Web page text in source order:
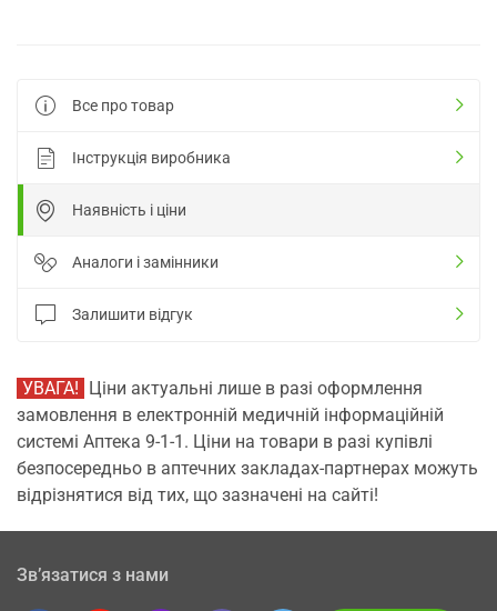
Все про товар
Інструкція виробника
Наявність і ціни
Аналоги і замінники
Залишити відгук
УВАГА! Ціни актуальні лише в разі оформлення
замовлення в електронній медичній інформаційній
системі Аптека 9-1-1. Ціни на товари в разі купівлі
безпосередньо в аптечних закладах-партнерах можуть
відрізнятися від тих, що зазначені на сайті!
Зв’язатися з нами